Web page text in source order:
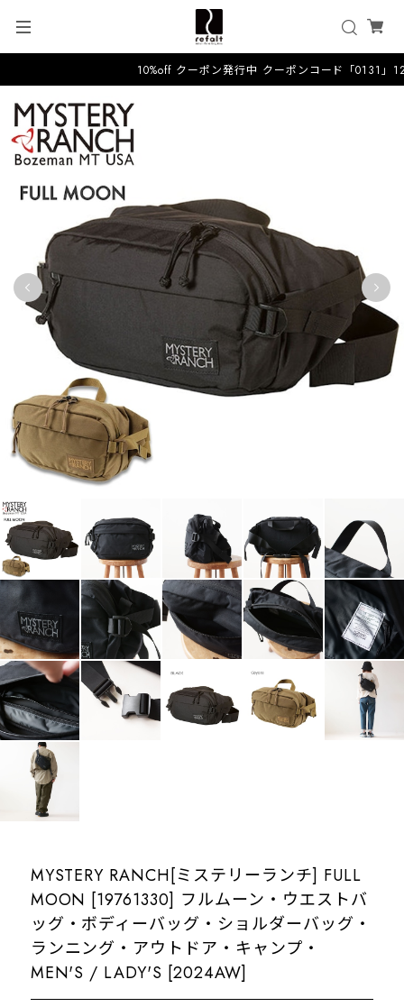
10%off クーポン発行中 クーポンコード「0131」
MYSTERY RANCH[ミステリーランチ] FULL
MOON [19761330] フルムーン・ウエストバ
ッグ・ボディーバッグ・ショルダーバッグ・
ランニング・アウトドア・キャンプ・
MEN'S / LADY'S [2024AW]